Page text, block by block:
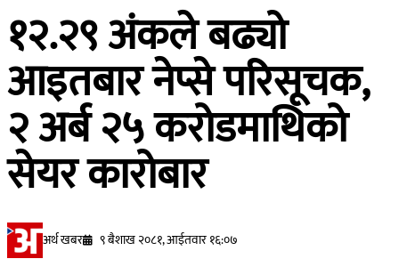
१२.२९ अंकले बढ्यो
आइतबार नेप्से परिसूचक,
२ अर्ब २५ करोडमाथिको
सेयर कारोबार
अर्थ खबर ९ बैशाख २०८१, आईतवार १६:०७